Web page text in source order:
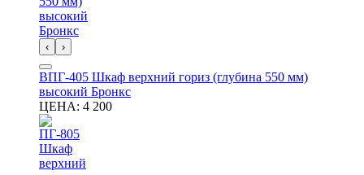
‹ ›
ВПГ-405 Шкаф верхний гориз (глубина 550 мм)
высокий Бронкс
ЦЕНА: 4 200